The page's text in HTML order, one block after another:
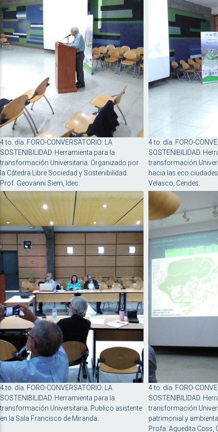
4 to. día. FORO-CONVERSATORIO: LA
SOSTENIBILIDAD. Herramienta para la
transformación Universitaria. Organizado por
la Cátedra Libre Sociedad y Sostenibilidad.
Prof. Geovanni Siem, Idec.
4 to. día. FORO-
SOSTENIBILIDAD.
transformación
hacia las eco
Velasco, Cendes.
4 to. día. FORO-CONVERSATORIO: LA
SOSTENIBILIDAD. Herramienta para la
transformación Universitaria. Publico asistente
en la Sala Francisco de Miranda.
4 to. día. FORO-
SOSTENIBILIDAD.
transformación
patrimonial y
Profa. Aguedita Coss,